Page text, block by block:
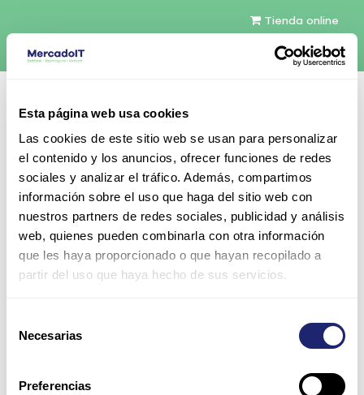
Esta página web usa cookies
Las cookies de este sitio web se usan para personalizar
el contenido y los anuncios, ofrecer funciones de redes
sociales y analizar el tráfico. Además, compartimos
información sobre el uso que haga del sitio web con
nuestros partners de redes sociales, publicidad y análisis
web, quienes pueden combinarla con otra información
que les haya proporcionado o que hayan recopilado a
partir del uso que haya hecho de sus servicios.
Necesarias
Preferencias
Tienda online
Español
Contáctenos
Todos los productos
Cisco Catalyst 3560-CX Switch 12 GE PoE+,
uplinks: 2 x 1G SFP y 2 x 1G copper, IP Base